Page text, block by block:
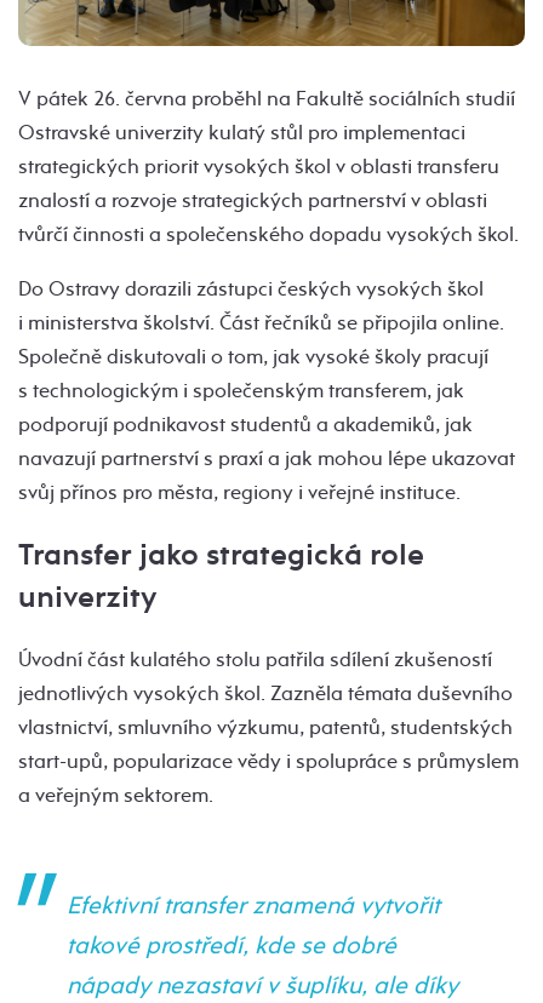
V pátek 26. června proběhl na Fakultě sociálních studií
Ostravské univerzity kulatý stůl pro implementaci
strategických priorit vysokých škol v oblasti transferu
znalostí a rozvoje strategických partnerství v oblasti
tvůrčí činnosti a společenského dopadu vysokých škol.
Do Ostravy dorazili zástupci českých vysokých škol
i ministerstva školství. Část řečníků se připojila online.
Společně diskutovali o tom, jak vysoké školy pracují
s technologickým i společenským transferem, jak
podporují podnikavost studentů a akademiků, jak
navazují partnerství s praxí a jak mohou lépe ukazovat
svůj přínos pro města, regiony i veřejné instituce.
Transfer jako strategická role
univerzity
Úvodní část kulatého stolu patřila sdílení zkušeností
jednotlivých vysokých škol. Zazněla témata duševního
vlastnictví, smluvního výzkumu, patentů, studentských
start-upů, popularizace vědy i spolupráce s průmyslem
a veřejným sektorem.
Efektivní transfer znamená vytvořit
takové prostředí, kde se dobré
nápady nezastaví v šuplíku, ale díky